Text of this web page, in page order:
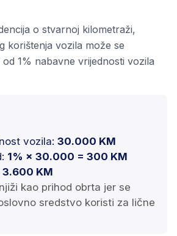
o stvarnoj kilometraži,
korištenja vozila može se
1% nabavne vrijednosti vozila
vozila: 30.000 KM
1% × 30.000 = 300 KM
3.600 KM
kao prihod obrta jer se
sredstvo koristi za lične